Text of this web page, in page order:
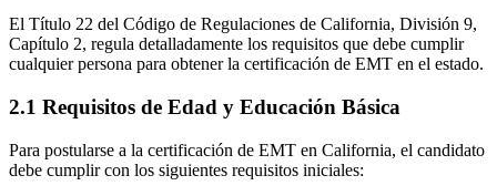
El Título 22 del Código de Regulaciones de California, División 9,
Capítulo 2, regula detalladamente los requisitos que debe cumplir
cualquier persona para obtener la certificación de EMT en el estado.
2.1 Requisitos de Edad y Educación Básica
Para postularse a la certificación de EMT en California, el candidato
debe cumplir con los siguientes requisitos iniciales: